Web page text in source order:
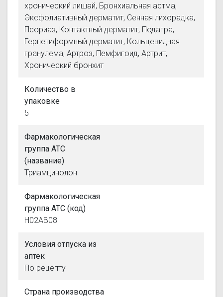
хронический лишай, Бронхиальная астма,
Эксфолиативный дерматит, Сенная лихорадка,
Псориаз, Контактный дерматит, Подагра,
Герпетиформный дерматит, Кольцевидная
гранулема, Артроз, Пемфигоид, Артрит,
Хронический бронхит
Количество в
упаковке
5
Фармакологическая
группа АТС
(название)
Триамцинолон
Фармакологическая
группа АТС (код)
H02AB08
Условия отпуска из
аптек
По рецепту
Страна производства